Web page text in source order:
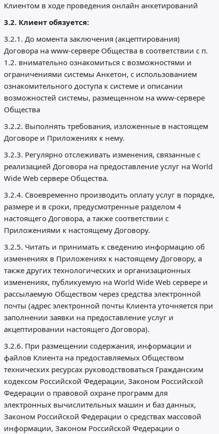
Клиентом в ходе проведения онлайн анкетирований
3.2. Клиент обязуется:
3.2.1. До момента заключения (акцептирования)
Договора на www-сервере Общества в соответствии с п.
1.2. внимательно ознакомиться с возможностями и
ограничениями системы Анкетон, с использованием
ознакомительного доступа к системе и описании
возможностей системы, размещенном на www-сервере
Общества
3.2.2. Выполнять требования, изложенные в настоящем
Договоре и Приложениях к нему.
3.2.3. Регулярно отслеживать изменения, связанные с
реализацией Договора на предоставление услуг на World
Wide Web сервере Общества.
3.2.4. Своевременно производить оплату услуг в порядке,
размере и в сроки, предусмотренные разделом 4
настоящего Договора, а также соответствии с
Приложениями к настоящему Договору.
3.2.5. Читать и принимать к сведению информацию об
изменениях в Приложениях к настоящему Договору, а
также других технологических и организационных
изменениях, публикуемую на World Wide Web сервере и
рассылаемую Обществом через средства электронной
почты (адрес электронной почты Клиента уточняется при
заполнении заявки на предоставление услуг и
акцептировании настоящего Договора).
3.2.6. При размещении содержания, информации и
файлов Клиента на предоставляемых Обществом
технических ресурсах руководствоваться Гражданским
кодексом Российской Федерации, Законом Российской
Федерации о правовой охране программ для
электронных вычислительных машин и баз данных,
Законом Российской Федерации о средствах массовой
информации, Законом Российской Федерации о